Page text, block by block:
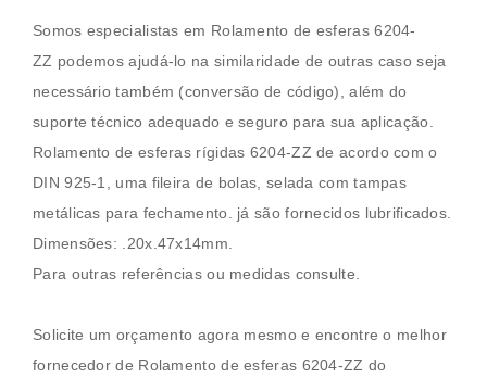
Somos especialistas em Rolamento de esferas6204-
ZZ podemos ajudá-lo na similaridade de outras caso seja
necessário também (conversão de código), além do
suporte técnico adequado e seguro para sua aplicação.
Rolamento de esferas rígidas 6204-ZZ de acordo com o
DIN 925-1, uma fileira de bolas, selada com tampas
metálicas para fechamento. já são fornecidos lubrificados.
Dimensões:
.20x.47x14mm
Para outras referências ou medidas consulte.
Solicite um orçamento agora mesmo e encontre o melhor
fornecedor de Rolamento de esferas 6204-ZZ do